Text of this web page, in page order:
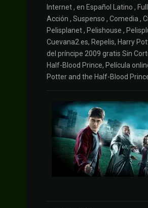
Internet , en Español Latino ,
Acción , Suspenso , Comedia ,
Pelisplanet , Pelishouse ,
Cuevana2.es, Repelis, Harry
del príncipe 2009 gratis Sin
Half-Blood Prince, Película
Potter and the Half-Blood